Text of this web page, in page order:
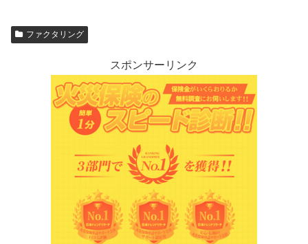
ファクタリング
スポンサーリンク